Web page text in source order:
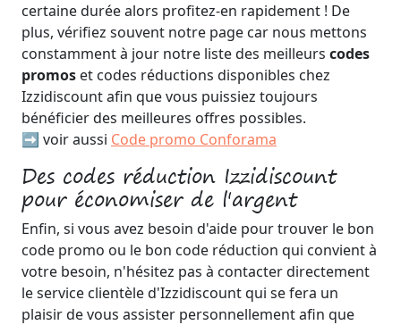
certaine durée alors profitez-en rapidement ! De
plus, vérifiez souvent notre page car nous mettons
constamment à jour notre liste des meilleurs codes
promos et codes réductions disponibles chez
Izzidiscount afin que vous puissiez toujours
bénéficier des meilleures offres possibles.
➡️ voir aussi Code promo Conforama
Des codes réduction Izzidiscount
pour économiser de l'argent
Enfin, si vous avez besoin d'aide pour trouver le bon
code promo ou le bon code réduction qui convient à
votre besoin, n'hésitez pas à contacter directement
le service clientèle d'Izzidiscount qui se fera un
plaisir de vous assister personnellement afin que